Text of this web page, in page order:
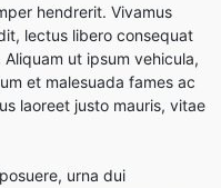
hendrerit. Vivamus
lectus libero consequat
ut ipsum vehicula,
et malesuada fames ac
laoreet justo mauris, vitae
urna dui